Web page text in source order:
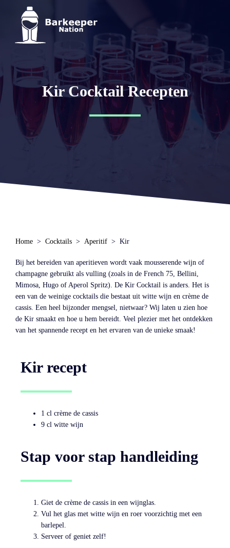
Kir Cocktail Recepten
Home Cocktails Aperitif Kir
Bij het bereiden van aperitieven wordt vaak mousserende wijn of
champagne gebruikt als vulling (zoals in de French 75, Bellini,
Mimosa, Hugo of Aperol Spritz). De Kir Cocktail is anders. Het is
een van de weinige cocktails die bestaat uit witte wijn en crème de
cassis. Een heel bijzonder mengsel, nietwaar? Wij laten u zien hoe
de Kir smaakt en hoe u hem bereidt. Veel plezier met het ontdekken
van het spannende recept en het ervaren van de unieke smaak!
Kir recept
1 cl crème de cassis
9 cl witte wijn
Stap voor stap handleiding
Giet de crème de cassis in een wijnglas.
Vul het glas met witte wijn en roer voorzichtig met een
barlepel.
Serveer of geniet zelf!